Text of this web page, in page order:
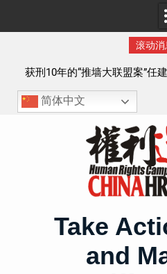
滚动消
获刑10年的“推墙大联盟案”任
简体中文
Take
and